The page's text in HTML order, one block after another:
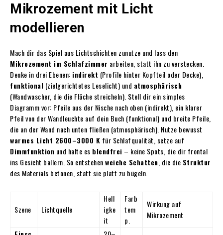
Mikrozement mit Licht
modellieren
Mach dir das Spiel aus Lichtschichten zunutze und lass den
Mikrozement im Schlafzimmer arbeiten, statt ihn zu verstecken.
Denke in drei Ebenen: indirekt (Profile hinter Kopfteil oder Decke),
funktional (zielgerichtetes Leselicht) und atmosphärisch
(Wandwascher, die die Fläche streicheln). Stell dir ein simples
Diagramm vor: Pfeile aus der Nische nach oben (indirekt), ein klarer
Pfeil von der Wandleuchte auf dein Buch (funktional) und breite Pfeile,
die an der Wand nach unten fließen (atmosphärisch). Nutze bewusst
warmes Licht 2600–3000 K für Schlafqualität, setze auf
Dimmfunktion und halte es blendfrei – keine Spots, die dir frontal
ins Gesicht ballern. So entstehenweiche Schatten , die die Struktur
des Materials betonen, statt sie platt zu bügeln.
Szene Lichtquelle
Hell
igke
it
Farb
tem
p.
Wirkung auf
Mikrozement